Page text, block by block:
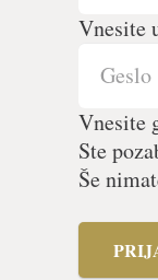
Vnesite
Vnesite
Ste
Še